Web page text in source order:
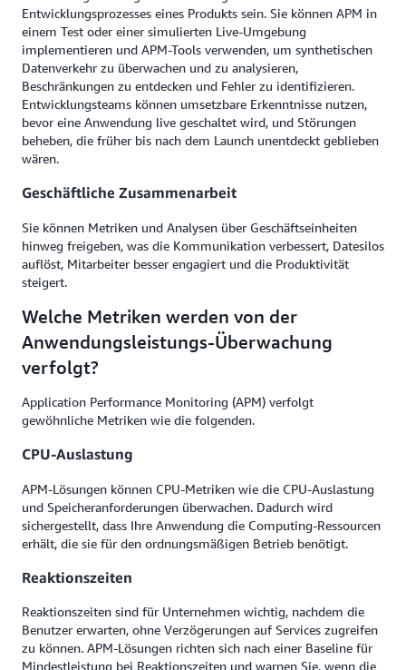
Entwicklungsprozesses eines Produkts sein. Sie können APM in
einem Test oder einer simulierten Live-Umgebung
implementieren und APM-Tools verwenden, um synthetischen
Datenverkehr zu überwachen und zu analysieren,
Beschränkungen zu entdecken und Fehler zu identifizieren.
Entwicklungsteams können umsetzbare Erkenntnisse nutzen,
bevor eine Anwendung live geschaltet wird, und Störungen
beheben, die früher bis nach dem Launch unentdeckt geblieben
wären.
Geschäftliche Zusammenarbeit
Sie können Metriken und Analysen über Geschäftseinheiten
hinweg freigeben, was die Kommunikation verbessert, Datesilos
auflöst, Mitarbeiter besser engagiert und die Produktivität
steigert.
Welche Metriken werden von der
Anwendungsleistungs-Überwachung
verfolgt?
Application Performance Monitoring (APM) verfolgt
gewöhnliche Metriken wie die folgenden.
CPU-Auslastung
APM-Lösungen können CPU-Metriken wie die CPU-Auslastung
und Speicheranforderungen überwachen. Dadurch wird
sichergestellt, dass Ihre Anwendung die Computing-Ressourcen
erhält, die sie für den ordnungsmäßigen Betrieb benötigt.
Reaktionszeiten
Reaktionszeiten sind für Unternehmen wichtig, nachdem die
Benutzer erwarten, ohne Verzögerungen auf Services zugreifen
zu können. APM-Lösungen richten sich nach einer Baseline für
Mindestleistung bei Reaktionszeiten und warnen Sie, wenn die